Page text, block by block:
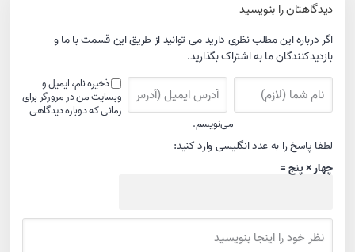
دیدگاهتان را بنویسید
اگر درباره این مطلب نظری دارید می توانید از طریق این قسمت با ما و
بازدیدکنندگان ما به اشتراک بگذارید.
ذخیره نام، ایمیل و
وبسایت من در مرورگر برای
زمانی که دوباره دیدگاهی
می‌نویسم.
لطفا پاسخ را به عدد انگلیسی وارد کنید:
چهار × پنج =